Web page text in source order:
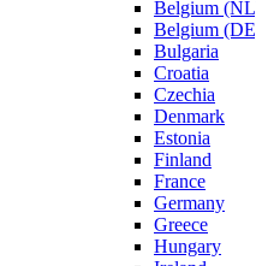
Belgium
Belgium
Bulgaria
Croatia
Czechia
Denmark
Estonia
Finland
France
Germany
Greece
Hungary